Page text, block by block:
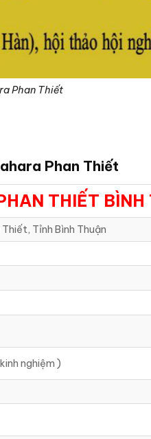
Phan Thiết
Phan Thiết
THIẾT BÌNH
Thiết, Tỉnh Bình Thuận
nghiệm )